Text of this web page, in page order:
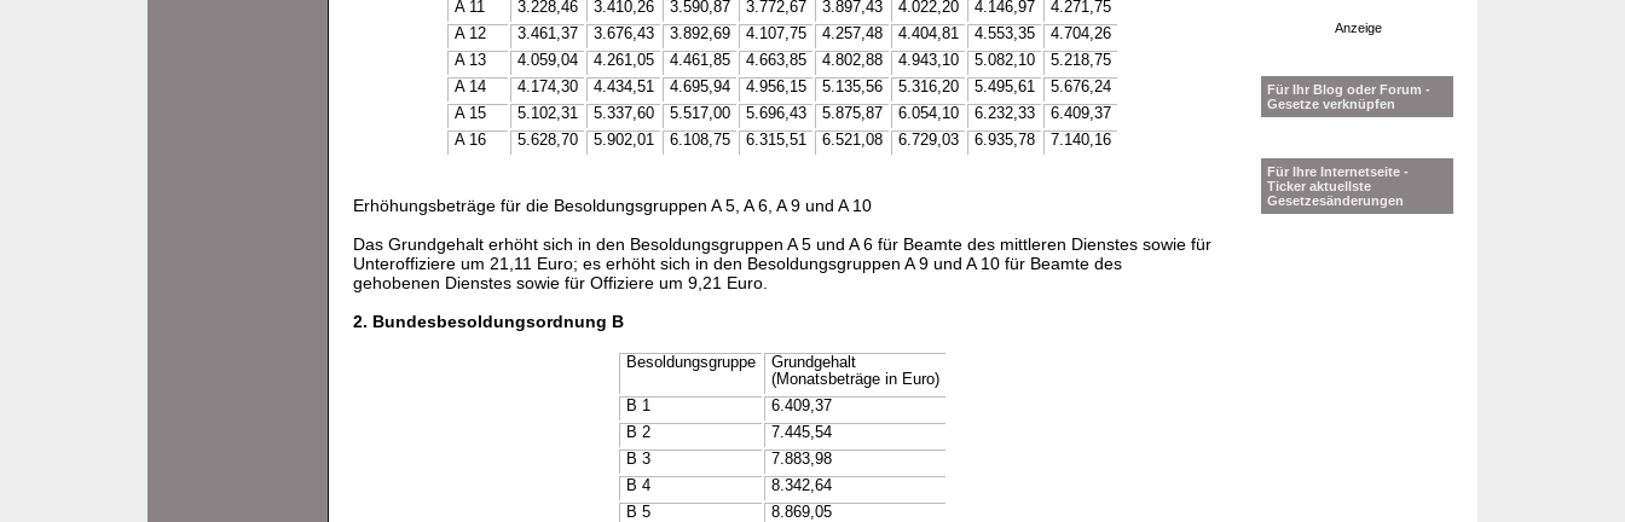
A 11
3.228,46 3.410,26 3.590,87 3.772,67 3.897,43 4.022,20 4.146,97
4.271,75
A 12
3.461,37 3.676,43 3.892,69 4.107,75 4.257,48 4.404,81 4.553,35
4.704,26
A 13
4.059,04 4.261,05 4.461,85 4.663,85 4.802,88 4.943,10 5.082,10
5.218,75
A 14
4.174,30 4.434,51 4.695,94 4.956,15 5.135,56 5.316,20 5.495,61
5.676,24
A 15
5.102,31 5.337,60 5.517,00 5.696,43 5.875,87 6.054,10 6.232,33
6.409,37
A 16
5.628,70 5.902,01 6.108,75 6.315,51 6.521,08 6.729,03 6.935,78 7.140,16
Erhöhungsbeträge für die Besoldungsgruppen A 5, A 6, A 9 und A 10
Das Grundgehalt erhöht sich in den Besoldungsgruppen A 5 und A 6 für Beamte des mittleren Dienstes sowie für
Unteroffiziere um 21,11 Euro; es erhöht sich in den Besoldungsgruppen A 9 und A 10 für Beamte des
gehobenen Dienstes sowie für Offiziere um 9,21 Euro.
2. Bundesbesoldungsordnung B
Besoldungsgruppe
Grundgehalt
(Monatsbeträge in Euro)
B 1
6.409,37
B 2
7.445,54
B 3
7.883,98
B 4
8.342,64
B 5
8.869,05
Anzeige
Für Ihr Blog oder Forum -
Gesetze verknüpfen
Für Ihre Internetseite -
Ticker aktuellste
Gesetzesänderungen